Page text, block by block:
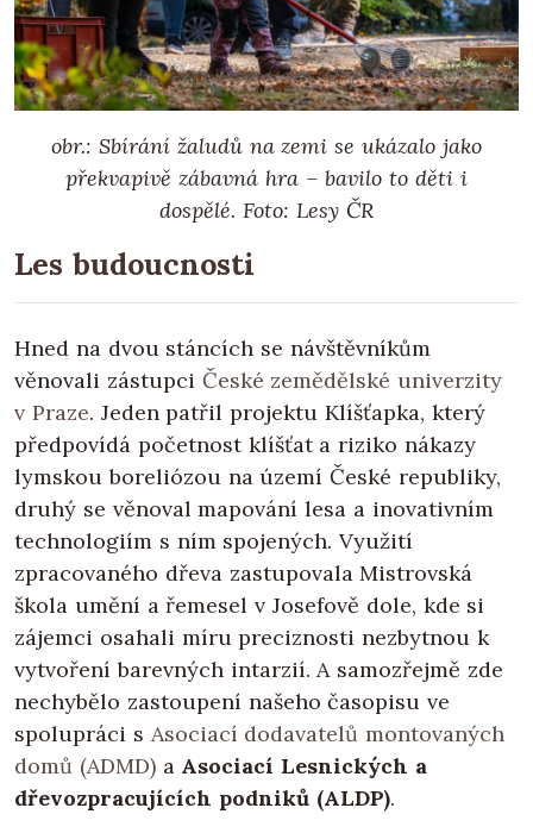
obr.: Sbírání žaludů na zemi se ukázalo jako
překvapivě zábavná hra – bavilo to děti i
dospělé. Foto: Lesy ČR
Les budoucnosti
Hned na dvou stáncích se návštěvníkům
věnovali zástupci České zemědělské univerzity
v Praze. Jeden patřil projektu Klíšťapka, který
předpovídá početnost klíšťat a riziko nákazy
lymskou boreliózou na území České republiky,
druhý se věnoval mapování lesa a inovativním
technologiím s ním spojených. Využití
zpracovaného dřeva zastupovala Mistrovská
škola umění a řemesel v Josefově dole, kde si
zájemci osahali míru preciznosti nezbytnou k
vytvoření barevných intarzií. A samozřejmě zde
nechybělo zastoupení našeho časopisu ve
spolupráci s Asociací dodavatelů montovaných
domů (ADMD)a Asociací Lesnických a
dřevozpracujících podniků (ALDP).